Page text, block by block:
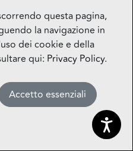
questa pagina,
la navigazione in
dei cookie e della
qui: Privacy Policy.
Accetto essenziali